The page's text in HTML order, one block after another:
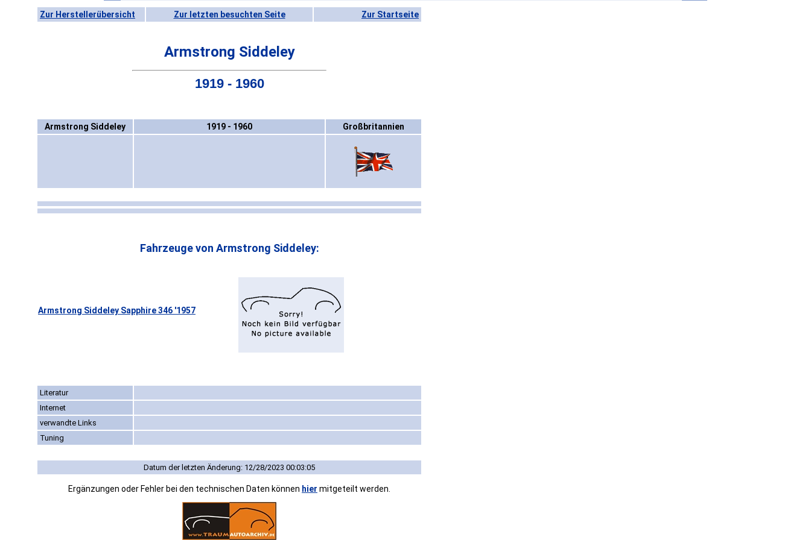
Zur Herstellerübersicht Zur letzten besuchten Seite Zur Startseite
Armstrong Siddeley
1919 - 1960
Armstrong Siddeley 1919 - 1960 Großbritannien
Fahrzeuge von Armstrong Siddeley:
Armstrong Siddeley Sapphire 346 '1957
Literatur
Internet
verwandte Links
Tuning
Datum der letzten Änderung: 12/28/2023 00:03:05
Ergänzungen oder Fehler bei den technischen Daten können hier mitgeteilt werden.